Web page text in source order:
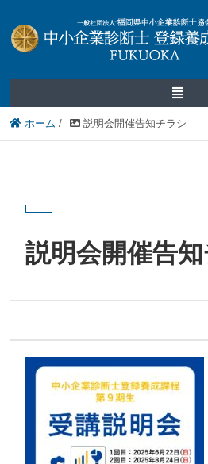
ホーム / 説明会開催告知チラシ
説明会開催告